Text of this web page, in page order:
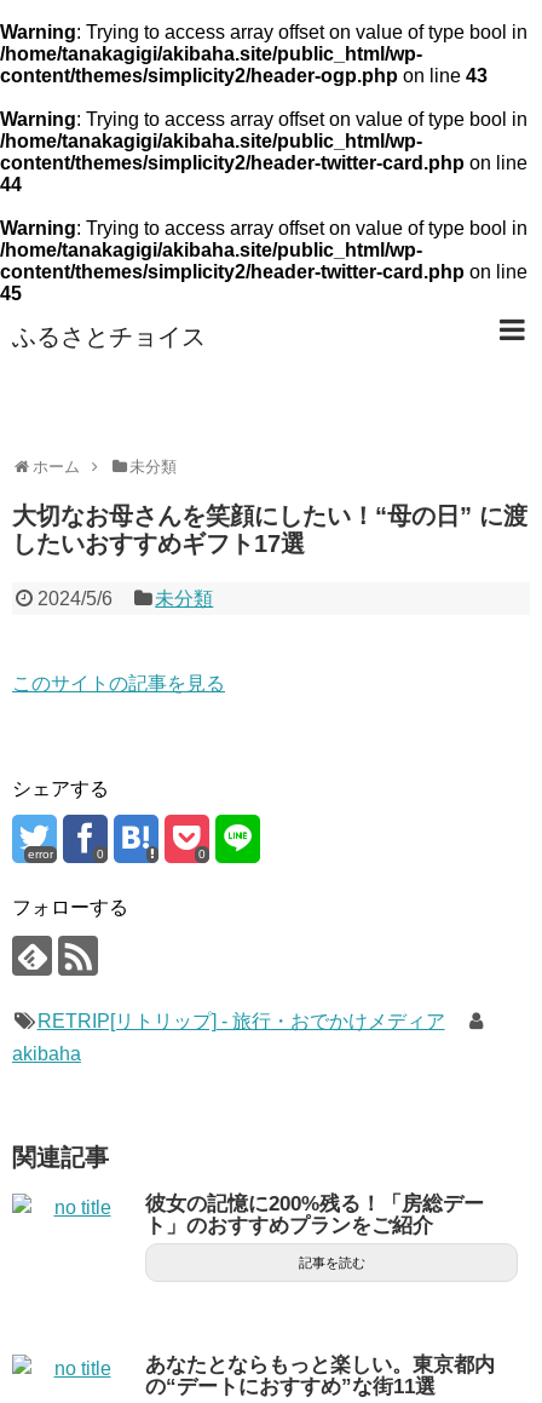
Warning: Trying to access array offset on value of type bool in
/home/tanakagigi/akibaha.site/public_html/wp-
content/themes/simplicity2/header-ogp.php on line 43
Warning: Trying to access array offset on value of type bool in
/home/tanakagigi/akibaha.site/public_html/wp-
content/themes/simplicity2/header-twitter-card.php on line
44
Warning: Trying to access array offset on value of type bool in
/home/tanakagigi/akibaha.site/public_html/wp-
content/themes/simplicity2/header-twitter-card.php on line
45
ふるさとチョイス
ホーム 未分類
大切なお母さんを笑顔にしたい！“母の日” に渡
したいおすすめギフト17選
2024/5/6 未分類
このサイトの記事を見る
シェアする
error 0 0
フォローする
RETRIP[リトリップ] - 旅行・おでかけメディア
akibaha
関連記事
彼女の記憶に200%残る！「房総デー
ト」のおすすめプランをご紹介
記事を読む
あなたとならもっと楽しい。東京都内
の“デートにおすすめ”な街11選